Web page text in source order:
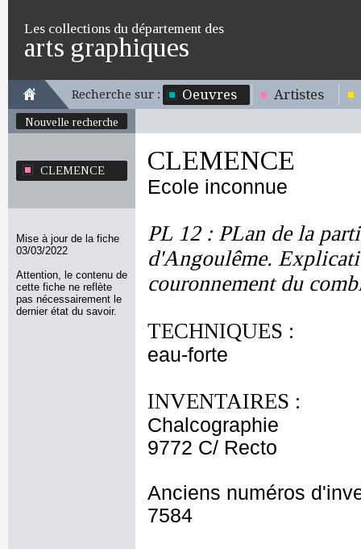
Les collections du département des
arts graphiques
Recherche sur : Oeuvres Artistes
Nouvelle recherche
CLEMENCE
Mise à jour de la fiche
03/03/2022
Attention, le contenu de
cette fiche ne reflète
pas nécessairement le
dernier état du savoir.
CLEMENCE
Ecole inconnue
PL 12 : PLan de la
d'Angoulême.
couronnement du
TECHNIQUES :
eau-forte
INVENTAIRES :
Chalcographie
9772 C/ Recto
Anciens numéros
7584